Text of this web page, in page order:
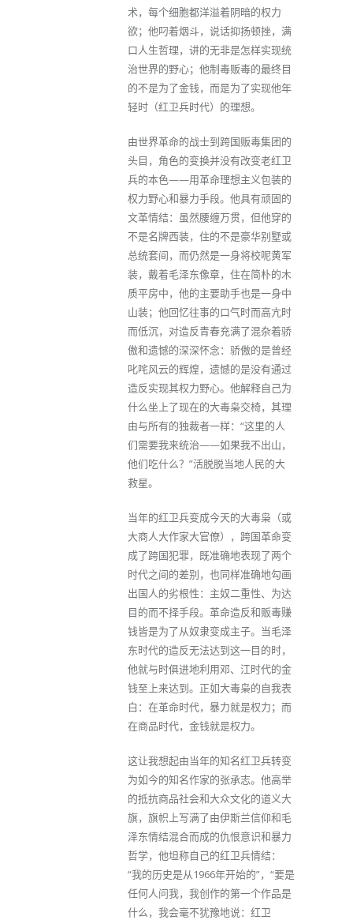
术，每个细胞都洋溢着阴暗的权力
欲；他叼着烟斗，说话抑扬顿挫，满
口人生哲理，讲的无非是怎样实现统
治世界的野心；他制毒贩毒的最终目
的不是为了金钱，而是为了实现他年
轻时（红卫兵时代）的理想。
由世界革命的战士到跨国贩毒集团的
头目，角色的变换并没有改变老红卫
兵的本色——用革命理想主义包装的
权力野心和暴力手段。他具有顽固的
文革情结：虽然腰缠万贯，但他穿的
不是名牌西装，住的不是豪华别墅或
总统套间，而仍然是一身将校呢黄军
装，戴着毛泽东像章，住在简朴的木
质平房中，他的主要助手也是一身中
山装；他回忆往事的口气时而高亢时
而低沉，对造反青春充满了混杂着骄
傲和遗憾的深深怀念：骄傲的是曾经
叱咤风云的辉煌，遗憾的是没有通过
造反实现其权力野心。他解释自己为
什么坐上了现在的大毒枭交椅，其理
由与所有的独裁者一样：“这里的人
们需要我来统治——如果我不出山，
他们吃什么？”活脱脱当地人民的大
救星。
当年的红卫兵变成今天的大毒枭（或
大商人大作家大官僚），跨国革命变
成了跨国犯罪，既准确地表现了两个
时代之间的差别，也同样准确地勾画
出国人的劣根性：主奴二重性、为达
目的而不择手段。革命造反和贩毒赚
钱皆是为了从奴隶变成主子。当毛泽
东时代的造反无法达到这一目的时，
他就与时俱进地利用邓、江时代的金
钱至上来达到。正如大毒枭的自我表
白：在革命时代，暴力就是权力；而
在商品时代，金钱就是权力。
这让我想起由当年的知名红卫兵转变
为如今的知名作家的张承志。他高举
的抵抗商品社会和大众文化的道义大
旗，旗帜上写满了由伊斯兰信仰和毛
泽东情结混合而成的仇恨意识和暴力
哲学，他坦称自己的红卫兵情结：
“我的历史是从1966年开始的”，“要是
任何人问我，我创作的第一个作品是
什么，我会毫不犹豫地说：红卫